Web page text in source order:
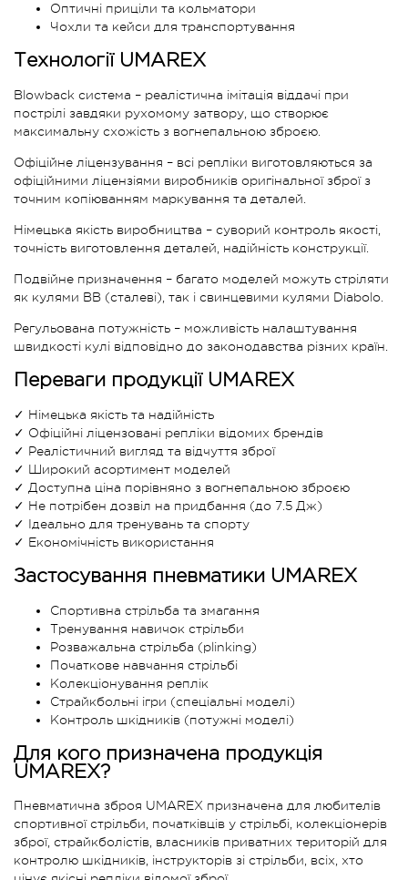
Оптичні приціли та кольматори
Чохли та кейси для транспортування
Технології UMAREX
Blowback система – реалістична імітація віддачі при
пострілі завдяки рухомому затвору, що створює
максимальну схожість з вогнепальною зброєю.
Офіційне ліцензування – всі репліки виготовляються за
офіційними ліцензіями виробників оригінальної зброї з
точним копіюванням маркування та деталей.
Німецька якість виробництва – суворий контроль якості,
точність виготовлення деталей, надійність конструкції.
Подвійне призначення – багато моделей можуть стріляти
як кулями BB (сталеві), так і свинцевими кулями Diabolo.
Регульована потужність – можливість налаштування
швидкості кулі відповідно до законодавства різних країн.
Переваги продукції UMAREX
✓ Німецька якість та надійність
✓ Офіційні ліцензовані репліки відомих брендів
✓ Реалістичний вигляд та відчуття зброї
✓ Широкий асортимент моделей
✓ Доступна ціна порівняно з вогнепальною зброєю
✓ Не потрібен дозвіл на придбання (до 7.5 Дж)
✓ Ідеально для тренувань та спорту
✓ Економічність використання
Застосування пневматики UMAREX
Спортивна стрільба та змагання
Тренування навичок стрільби
Розважальна стрільба (plinking)
Початкове навчання стрільбі
Колекціонування реплік
Страйкбольні ігри (спеціальні моделі)
Контроль шкідників (потужні моделі)
Для кого призначена продукція
UMAREX?
Пневматична зброя UMAREX призначена для любителів
спортивної стрільби, початківців у стрільбі, колекціонерів
зброї, страйкболістів, власників приватних територій для
контролю шкідників, інструкторів зі стрільби, всіх, хто